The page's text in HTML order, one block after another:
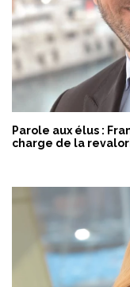
Parole aux élus :
charge de la